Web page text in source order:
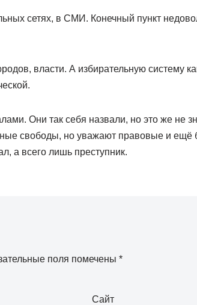
сетях, в СМИ. Конечный пункт
власти. А избирательную систему
Они так себя назвали, но это же не
свободы, но уважают правовые и ещё
а всего лишь преступник.
поля помечены *
Сайт